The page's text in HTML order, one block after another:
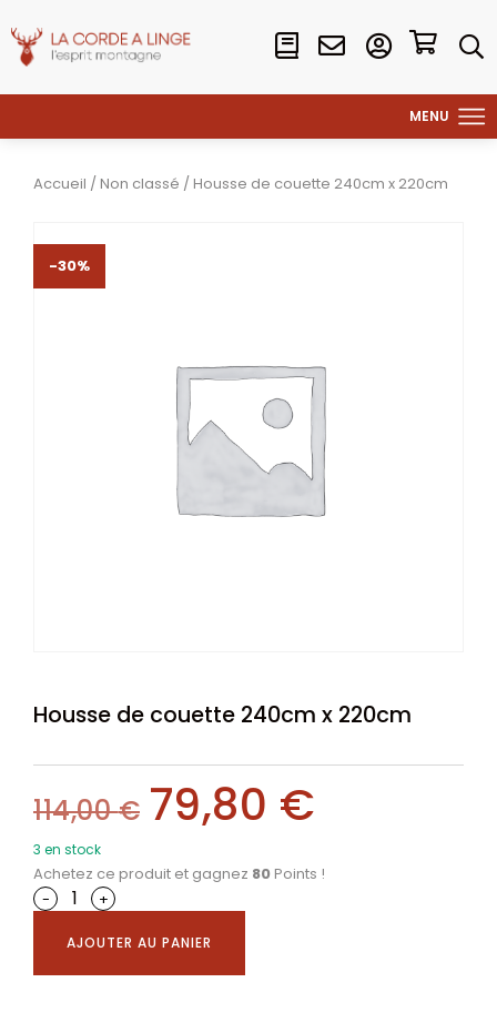
Accueil / Non classé / Housse de couette 240cm x 220cm
-30%
-30%
Housse de couette 240cm x 220cm
114,00€ 79,80 €
3 en stock
Achetez ce produit et gagnez 80 Points !
-
+
AJOUTER AU PANIER